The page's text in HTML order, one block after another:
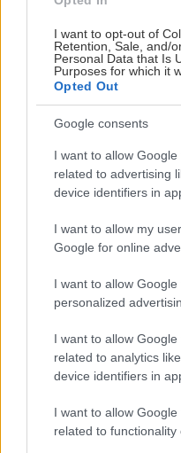
I want to opt-out of
Retention, Sale, and/
Personal Data that Is
Purposes for which it
Opted Out
Google consents
I want to allow
related to advertising
device identifiers in
I want to allow my
Google for online
I want to allow
personalized
I want to allow
related to analytics
device identifiers in
I want to allow
related to functionality
premení na nevábne